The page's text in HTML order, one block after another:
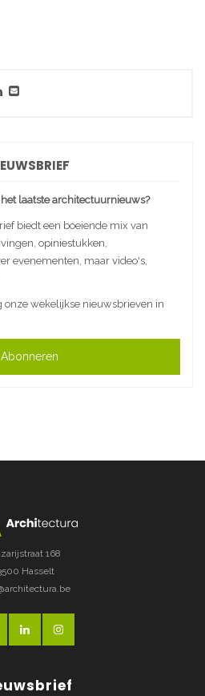
laatste architectuurnieuws?
biedt een boeiende mix van
opiniestukken,
evenementen, maar video's,
onze wekelijkse nieuwsbrieven in
Abonneren
168
Hasselt